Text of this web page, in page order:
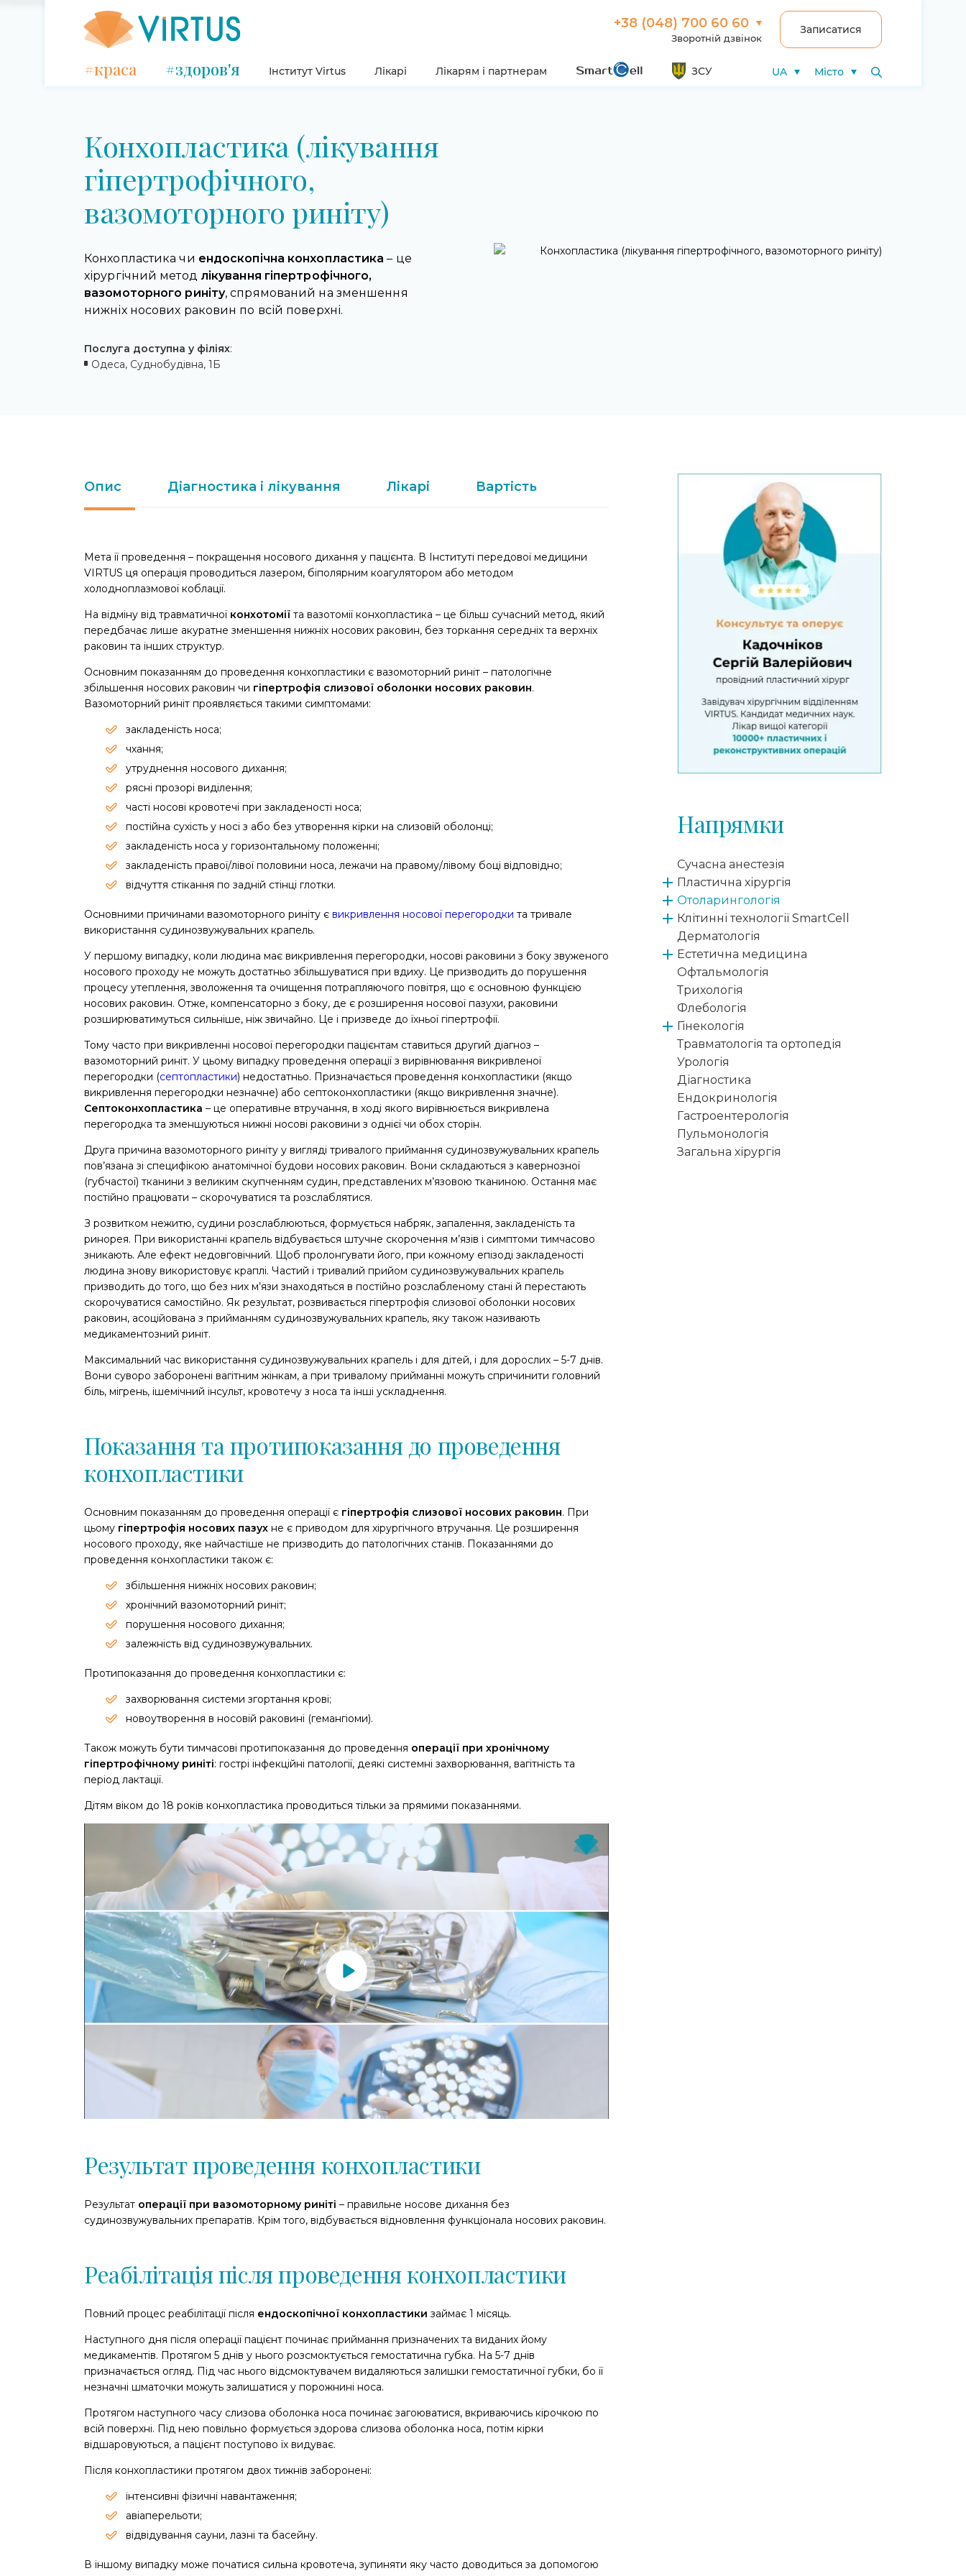
+38 (048) 700 60 60
Зворотній дзвінок
Записатися
#краса #здоров'я Інститут Virtus Лікарі Лікарям і партнерам ЗСУ UA Місто
Конхопластика (лікування
гіпертрофічного,
вазомоторного риніту)
Конхопластика чи ендоскопічна конхопластика – це
хірургічний метод лікування гіпертрофічного,
вазомоторного риніту, спрямований на зменшення
нижніх носових раковин по всій поверхні.
Послуга доступна у філіях:
Одеса, Суднобудівна, 1Б
Опис Діагностика і лікування Лікарі Вартість
Мета її проведення – покращення носового дихання у пацієнта. В Інституті передової медицини
VIRTUS ця операція проводиться лазером, біполярним коагулятором або методом
холодноплазмової коблації.
На відміну від травматичної конхотомії та вазотомії конхопластика – це більш сучасний метод, який
передбачає лише акуратне зменшення нижніх носових раковин, без торкання середніх та верхніх
раковин та інших структур.
Основним показанням до проведення конхопластики є вазомоторний риніт – патологічне
збільшення носових раковин чи гіпертрофія слизової оболонки носових раковин.
Вазомоторний риніт проявляється такими симптомами:
закладеність носа;
чхання;
утруднення носового дихання;
рясні прозорі виділення;
часті носові кровотечі при закладеності носа;
постійна сухість у носі з або без утворення кірки на слизовій оболонці;
закладеність носа у горизонтальному положенні;
закладеність правої/лівої половини носа, лежачи на правому/лівому боці відповідно;
відчуття стікання по задній стінці глотки.
Основними причинами вазомоторного риніту є викривлення носової перегородки та тривале
використання судинозвужувальних крапель.
У першому випадку, коли людина має викривлення перегородки, носові раковини з боку звуженого
носового проходу не можуть достатньо збільшуватися при вдиху. Це призводить до порушення
процесу утеплення, зволоження та очищення потрапляючого повітря, що є основною функцією
носових раковин. Отже, компенсаторно з боку, де є розширення носової пазухи, раковини
розширюватимуться сильніше, ніж звичайно. Це і призведе до їхньої гіпертрофії.
Тому часто при викривленні носової перегородки пацієнтам ставиться другий діагноз –
вазомоторний риніт. У цьому випадку проведення операції з вирівнювання викривленої
перегородки (септопластики) недостатньо. Призначається проведення конхопластики (якщо
викривлення перегородки незначне) або септоконхопластики (якщо викривлення значне).
Септоконхопластика – це оперативне втручання, в ході якого вирівнюється викривлена ​​
перегородка та зменшуються нижні носові раковини з однієї чи обох сторін.
Друга причина вазомоторного риніту у вигляді тривалого приймання судинозвужувальних крапель
пов’язана зі специфікою анатомічної будови носових раковин. Вони складаються з кавернозної
(губчастої) тканини з великим скупченням судин, представлених м’язовою тканиною. Остання має
постійно працювати – скорочуватися та розслаблятися.
З розвитком нежитю, судини розслаблюються, формується набряк, запалення, закладеність та
ринорея. При використанні крапель відбувається штучне скорочення м’язів і симптоми тимчасово
зникають. Але ефект недовговічний. Щоб пролонгувати його, при кожному епізоді закладеності
людина знову використовує краплі. Частий і тривалий прийом судинозвужувальних крапель
призводить до того, що без них м’язи знаходяться в постійно розслабленому стані й перестають
скорочуватися самостійно. Як результат, розвивається гіпертрофія слизової оболонки носових
раковин, асоційована з прийманням судинозвужувальних крапель, яку також називають
медикаментозний риніт.
Максимальний час використання судинозвужувальних крапель і для дітей, і для дорослих – 5-7 днів.
Вони суворо заборонені вагітним жінкам, а при тривалому прийманні можуть спричинити головний
біль, мігрень, ішемічний інсульт, кровотечу з носа та інші ускладнення.
Показання та протипоказання до проведення
конхопластики
Основним показанням до проведення операції є гіпертрофія слизової носових раковин. При
цьому гіпертрофія носових пазух не є приводом для хірургічного втручання. Це розширення
носового проходу, яке найчастіше не призводить до патологічних станів. Показаннями до
проведення конхопластики також є:
збільшення нижніх носових раковин;
хронічний вазомоторний риніт;
порушення носового дихання;
залежність від судинозвужувальних.
Протипоказання до проведення конхопластики є:
захворювання системи згортання крові;
новоутворення в носовій раковині (гемангіоми).
Також можуть бути тимчасові протипоказання до проведення операції при хронічному
гіпертрофічному риніті: гострі інфекційні патології, деякі системні захворювання, вагітність та
період лактації.
Дітям віком до 18 років конхопластика проводиться тільки за прямими показаннями.
Результат проведення конхопластики
Результат операції при вазомоторному риніті – правильне носове дихання без
судинозвужувальних препаратів. Крім того, відбувається відновлення функціонала носових раковин.
Реабілітація після проведення конхопластики
Повний процес реабілітації після ендоскопічної конхопластики займає 1 місяць.
Наступного дня після операції пацієнт починає приймання призначених та виданих йому
медикаментів. Протягом 5 днів у нього розсмоктується гемостатична губка. На 5-7 днів
призначається огляд. Під час нього відсмоктувачем видаляються залишки гемостатичної губки, бо її
незначні шматочки можуть залишатися у порожнині носа.
Протягом наступного часу слизова оболонка носа починає загоюватися, вкриваючись кірочкою по
всій поверхні. Під нею повільно формується здорова слизова оболонка носа, потім кірки
відшаровуються, а пацієнт поступово їх видуває.
Після конхопластики протягом двох тижнів заборонені:
інтенсивні фізичні навантаження;
авіаперельоти;
відвідування сауни, лазні та басейну.
В іншому випадку може початися сильна кровотеча, зупиняти яку часто доводиться за допомогою
Напрямки
Сучасна анестезія
Пластична хірургія
Отоларингологія
Клітинні технології SmartCell
Дерматологія
Естетична медицина
Офтальмологія
Трихологія
Флебологія
Гінекологія
Травматологія та ортопедія
Урологія
Діагностика
Ендокринологія
Гастроентерологія
Пульмонологія
Загальна хірургія